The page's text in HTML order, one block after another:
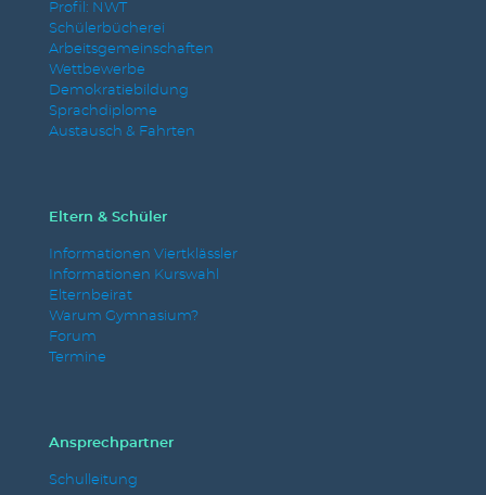
Profil: NWT
Schülerbücherei
Arbeitsgemeinschaften
Wettbewerbe
Demokratiebildung
Sprachdiplome
Austausch & Fahrten
Eltern & Schüler
Informationen Viertklässler
Informationen Kurswahl
Elternbeirat
Warum Gymnasium?
Forum
Termine
Ansprechpartner
Schulleitung